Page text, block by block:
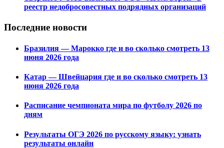
реестр недобросовестных подрядных организаций
Последние новости
Бразилия — Марокко где и во сколько смотреть 13
июня 2026 года
Катар — Швейцария где и во сколько смотреть 13
июня 2026 года
Расписание чемпионата мира по футболу 2026 по
дням
Результаты ОГЭ 2026 по русскому языку: узнать
результаты онлайн